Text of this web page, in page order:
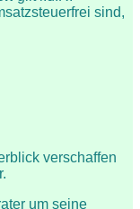
sind,
verschaffen
um seine